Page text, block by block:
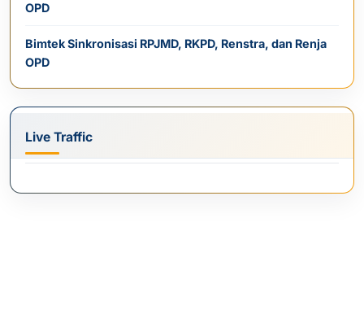
OPD
Bimtek Sinkronisasi RPJMD, RKPD, Renstra, dan Renja
OPD
Live Traffic